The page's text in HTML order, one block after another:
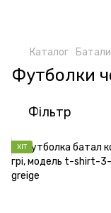
Каталог
Футболки
Фільтр
ХІТ